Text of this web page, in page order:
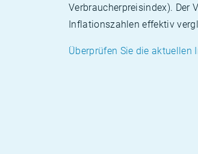
Verbraucherpreisindex). Der
Inflationszahlen effektiv
Überprüfen Sie die aktuellen